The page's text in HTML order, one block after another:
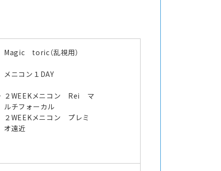
Magic toric（乱視用）
メニコン１DAY
２WEEKメニコン Rei マ
ルチフォーカル
２WEEKメニコン プレミ
オ遠近